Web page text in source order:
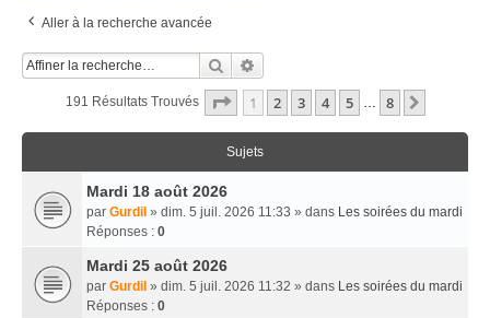
Aller à la recherche avancée
Rechercher
191 Résultats Trouvés Page 1Sur8
1 2 3 4 5 … 8
Sujets
Mardi 18 août 2026
par Gurdil » dim. 5 juil. 2026 11:33 » dans Les soirées du mardi
Réponses : 0
Mardi 25 août 2026
par Gurdil » dim. 5 juil. 2026 11:32 » dans Les soirées du mardi
Réponses : 0